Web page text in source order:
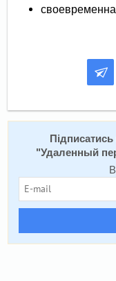
"Удаленный